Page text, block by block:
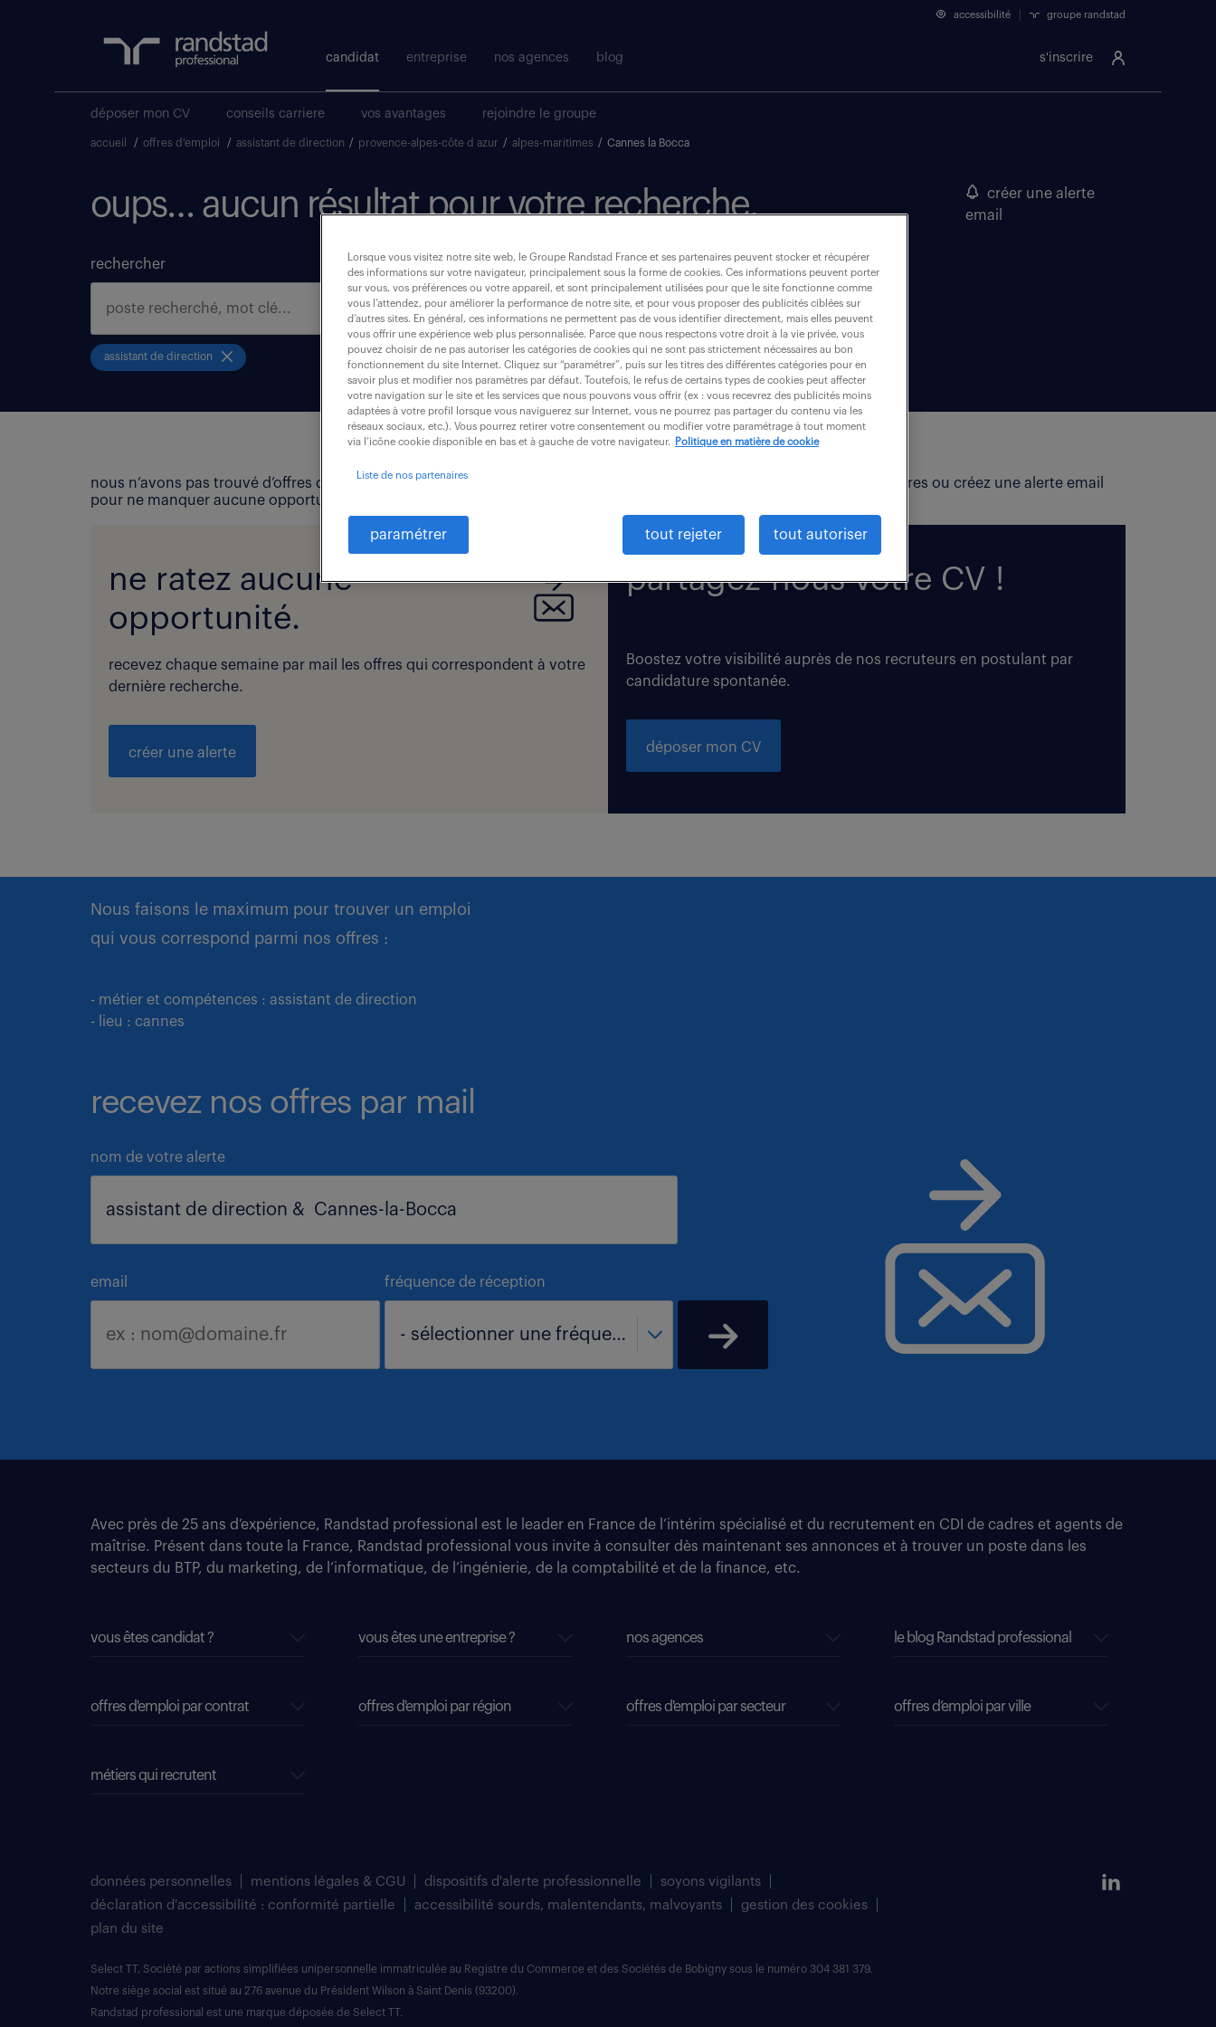
s'inscrire
accessibilité groupe randstad
candidat entreprise nos agences blog
déposer mon CV conseils carriere vos avantages rejoindre le groupe
accueil / offres d'emploi / assistant de direction / provence-alpes-côte d azur / alpes-maritimes / Cannes la Bocca
oups… aucun résultat pour votre recherche.
créer une alerte
email
rechercher
assistant de direction
où ?
cannes (06150)
nous n’avons pas trouvé d’offres d’emploi qui correspondent exactement à vos critères de recherche. Modifiez vos critères ou créez une alerte email
pour ne manquer aucune opportunité !
ne ratez aucune
opportunité.
recevez chaque semaine par mail les offres qui correspondent à votre
dernière recherche.
créer une alerte
partagez-nous votre CV !
Boostez votre visibilité auprès de nos recruteurs en postulant par
candidature spontanée.
déposer mon CV
Nous faisons le maximum pour trouver un emploi
qui vous correspond parmi nos offres :
- métier et compétences : assistant de direction
- lieu : cannes
recevez nos offres par mail
nom de votre alerte
email fréquence de réception
- sélectionner une fréquence -
Avec près de 25 ans d’expérience, Randstad professional est le leader en France de l’intérim spécialisé et du recrutement en CDI de cadres et agents de
maîtrise. Présent dans toute la France, Randstad professional vous invite à consulter dès maintenant ses annonces et à trouver un poste dans les
secteurs du BTP, du marketing, de l’informatique, de l’ingénierie, de la comptabilité et de la finance, etc.
vous êtes candidat ? vous êtes une entreprise ? nos agences le blog Randstad professional
offres d'emploi par contrat offres d'emploi par région offres d'emploi par secteur offres d’emploi par ville
métiers qui recrutent
données personnelles mentions légales & CGU dispositifs d'alerte professionnelle
soyons vigilants
déclaration d'accessibilité : conformité partielle
accessibilité sourds, malentendants, malvoyants
gestion des cookies
plan du site
Select TT, Société par actions simplifiées unipersonnelle immatriculée au Registre du Commerce et des Sociétés de Bobigny sous le numéro 304 381 379.
Notre siège social est situé au 276 avenue du Président Wilson à Saint Denis (93200).
Randstad professional est une marque déposée de Select TT.
Lorsque vous visitez notre site web, le Groupe Randstad France et ses partenaires peuvent stocker et récupérer
des informations sur votre navigateur, principalement sous la forme de cookies. Ces informations peuvent porter
sur vous, vos préférences ou votre appareil, et sont principalement utilisées pour que le site fonctionne comme
vous l’attendez, pour améliorer la performance de notre site, et pour vous proposer des publicités ciblées sur
d’autres sites. En général, ces informations ne permettent pas de vous identifier directement, mais elles peuvent
vous offrir une expérience web plus personnalisée. Parce que nous respectons votre droit à la vie privée, vous
pouvez choisir de ne pas autoriser les catégories de cookies qui ne sont pas strictement nécessaires au bon
fonctionnement du site Internet. Cliquez sur “paramétrer”, puis sur les titres des différentes catégories pour en
savoir plus et modifier nos paramètres par défaut. Toutefois, le refus de certains types de cookies peut affecter
votre navigation sur le site et les services que nous pouvons vous offrir (ex : vous recevrez des publicités moins
adaptées à votre profil lorsque vous naviguerez sur Internet, vous ne pourrez pas partager du contenu via les
réseaux sociaux, etc.). Vous pourrez retirer votre consentement ou modifier votre paramétrage à tout moment
via l’icône cookie disponible en bas et à gauche de votre navigateur.
Politique en matière de cookie
Liste de nos partenaires
paramétrer tout rejeter tout autoriser